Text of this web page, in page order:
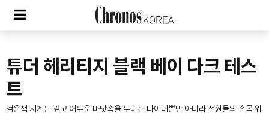
튜더 헤리티지 블랙 베이 다크 테스
트
검은색 시계는 깊고 어두운 바닷속을 누비는 다이버뿐만 아니라 선원들의 손목 위